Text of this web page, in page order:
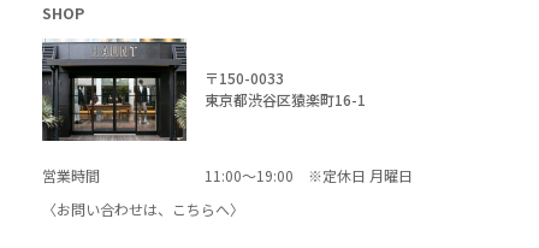
SHOP
〒150-0033
東京都渋谷区猿楽町16-1
営業時間
11:00～19:00 ※定休日 月曜日
〈お問い合わせは、
こちらへ〉